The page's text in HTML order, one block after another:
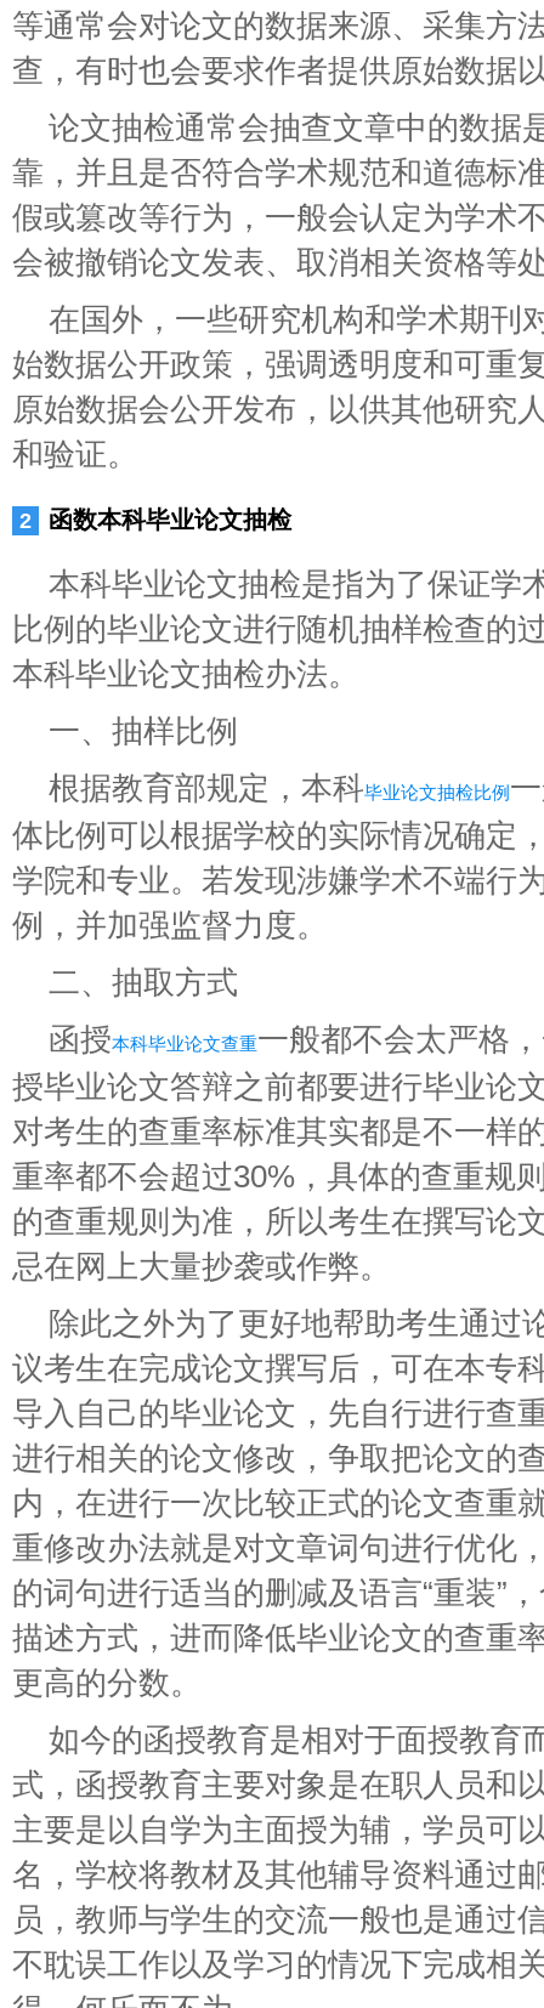
等通常会对论文的数据来源、采集方
查，有时也会要求作者提供原始数据
论文抽检通常会抽查文章中的数据
靠，并且是否符合学术规范和道德标
假或篡改等行为，一般会认定为学术
会被撤销论文发表、取消相关资格等
在国外，一些研究机构和学术期刊
始数据公开政策，强调透明度和可重
原始数据会公开发布，以供其他研究
和验证。
函数本科毕业论文抽检
本科毕业论文抽检是指为了保证学
比例的毕业论文进行随机抽样检查的
本科毕业论文抽检办法。
一、抽样比例
根据教育部规定，本科毕业论文抽检比例
体比例可以根据学校的实际情况确定
学院和专业。若发现涉嫌学术不端行
例，并加强监督力度。
二、抽取方式
函授本科毕业论文查重一般都不会太严格
授毕业论文答辩之前都要进行毕业论
对考生的查重率标准其实都是不一样
重率都不会超过30%，具体的查重规
的查重规则为准，所以考生在撰写论
忌在网上大量抄袭或作弊。
除此之外为了更好地帮助考生通过
议考生在完成论文撰写后，可在本专
导入自己的毕业论文，先自行进行查
进行相关的论文修改，争取把论文的
内，在进行一次比较正式的论文查重
重修改办法就是对文章词句进行优化
的词句进行适当的删减及语言“重装”
描述方式，进而降低毕业论文的查重
更高的分数。
如今的函授教育是相对于面授教育
式，函授教育主要对象是在职人员和
主要是以自学为主面授为辅，学员可
名，学校将教材及其他辅导资料通过
员，教师与学生的交流一般也是通过
不耽误工作以及学习的情况下完成相